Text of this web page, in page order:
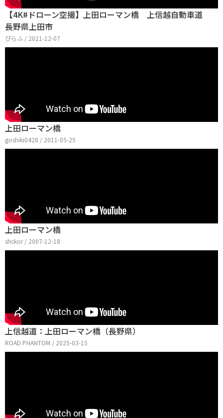
【4K#ドローン空撮】上田ローマン橋 上信越自動車道
長野県上田市
ぴらふ / 2021-12-07
上田ローマン橋
goshiki0428 / 2011-05-25
上田ローマン橋
shckor / 2007-12-18
上信越道：上田ローマン橋（長野県）
ROAD PHANTOM / 2025-03-15